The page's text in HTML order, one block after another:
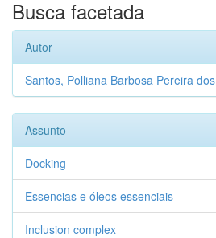
Busca facetada
Autor
Santos, Polliana Barbosa Pereira dos
Assunto
Docking
Essencias e óleos essenciais
Inclusion complex